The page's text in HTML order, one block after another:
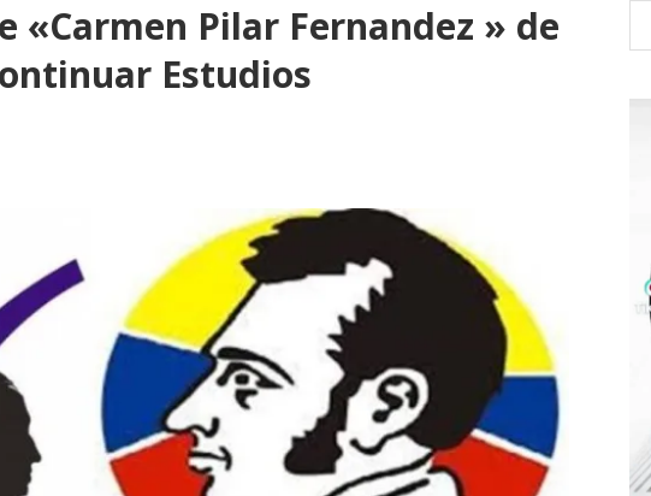
«Carmen Pilar Fernandez » de
Estudios